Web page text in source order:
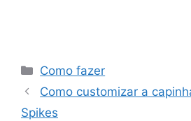
Categorias
Como fazer
Como customizar a
Spikes